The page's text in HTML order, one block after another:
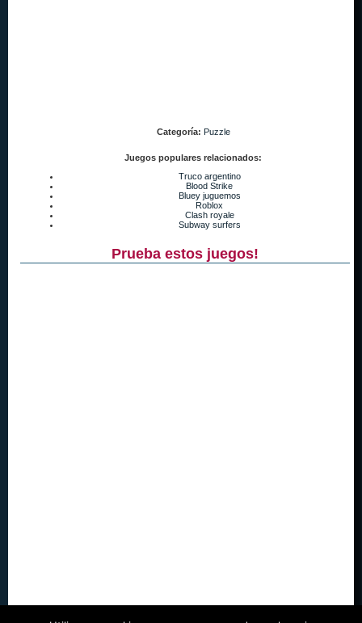
Categoría: Puzzle
Juegos populares relacionados:
Truco argentino
Blood Strike
Bluey juguemos
Roblox
Clash royale
Subway surfers
Prueba estos juegos!